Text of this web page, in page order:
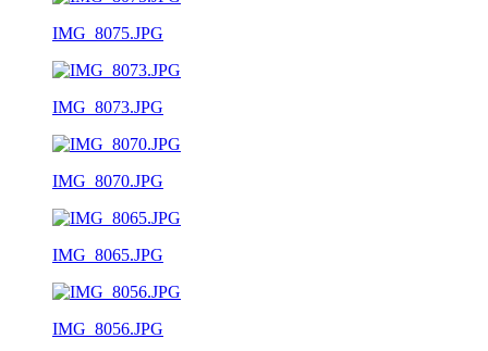
IMG_8075.JPG
IMG_8073.JPG
IMG_8070.JPG
IMG_8065.JPG
IMG_8056.JPG